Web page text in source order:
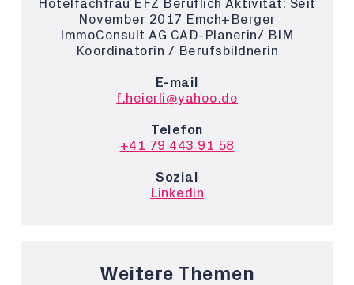
Hotelfachfrau EFZ Beruflich Aktivität: Seit
November 2017 Emch+Berger
ImmoConsult AG CAD-Planerin/ BIM
Koordinatorin / Berufsbildnerin
E-mail
f.heierli@yahoo.de
Telefon
+41 79 443 91 58
Sozial
Linkedin
Weitere Themen